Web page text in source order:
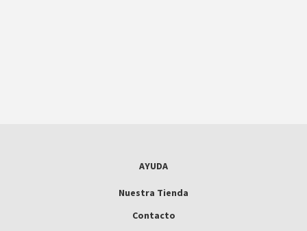
AYUDA
Nuestra Tienda
Contacto